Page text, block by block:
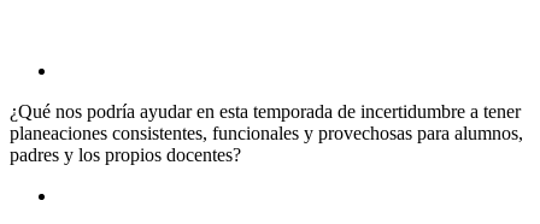
¿Qué nos podría ayudar en esta temporada de incertidumbre a tener
planeaciones consistentes, funcionales y provechosas para alumnos,
padres y los propios docentes?